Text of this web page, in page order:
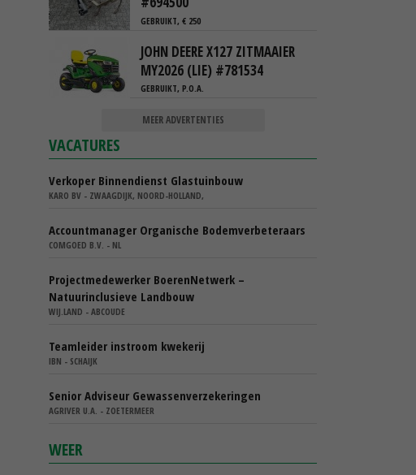
GEBRUIKT, € 250
JOHN DEERE X127 ZITMAAIER
MY2026 (LIE) #781534
GEBRUIKT, P.O.A.
MEER ADVERTENTIES
VACATURES
Verkoper Binnendienst Glastuinbouw
KARO BV - ZWAAGDIJK, NOORD-HOLLAND,
Accountmanager Organische Bodemverbeteraars
COMGOED B.V. - NL
Projectmedewerker BoerenNetwerk –
Natuurinclusieve Landbouw
WIJ.LAND - ABCOUDE
Teamleider instroom kwekerij
IBN - SCHAIJK
Senior Adviseur Gewassenverzekeringen
AGRIVER U.A. - ZOETERMEER
WEER